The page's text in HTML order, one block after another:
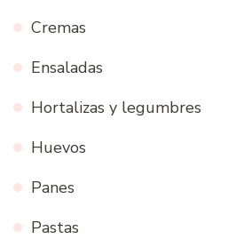
Cremas
Ensaladas
Hortalizas y legumbres
Huevos
Panes
Pastas